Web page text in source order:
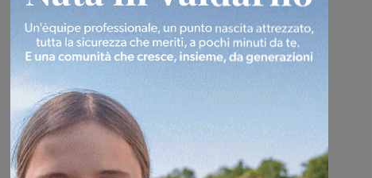
Share